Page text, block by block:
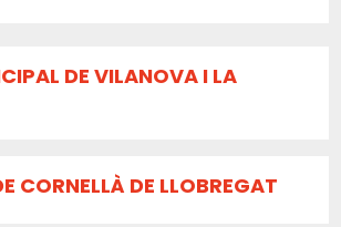
DE VILANOVA I LA
CORNELLÀ DE LLOBREGAT